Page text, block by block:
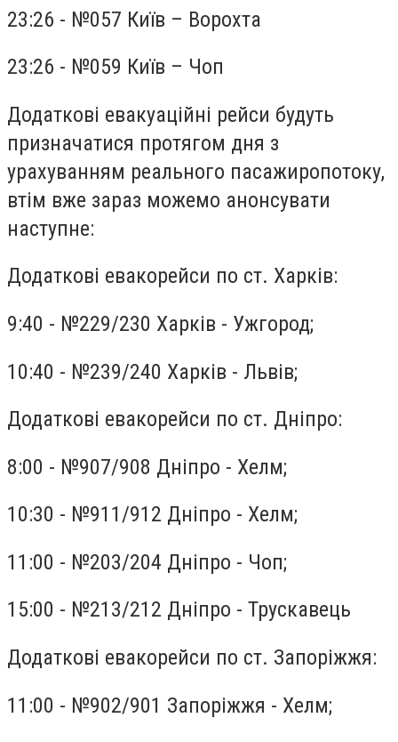
23:26 - №057 Київ – Ворохта
23:26 - №059 Київ – Чоп
Додаткові евакуаційні рейси будуть
призначатися протягом дня з
урахуванням реального пасажиропотоку,
втім вже зараз можемо анонсувати
наступне:
Додаткові евакорейси по ст. Харків:
9:40 - №229/230 Харків - Ужгород;
10:40 - №239/240 Харків - Львів;
Додаткові евакорейси по ст. Дніпро:
8:00 - №907/908 Дніпро - Хелм;
10:30 - №911/912 Дніпро - Хелм;
11:00 - №203/204 Дніпро - Чоп;
15:00 - №213/212 Дніпро - Трускавець
Додаткові евакорейси по ст. Запоріжжя:
11:00 - №902/901 Запоріжжя - Хелм;